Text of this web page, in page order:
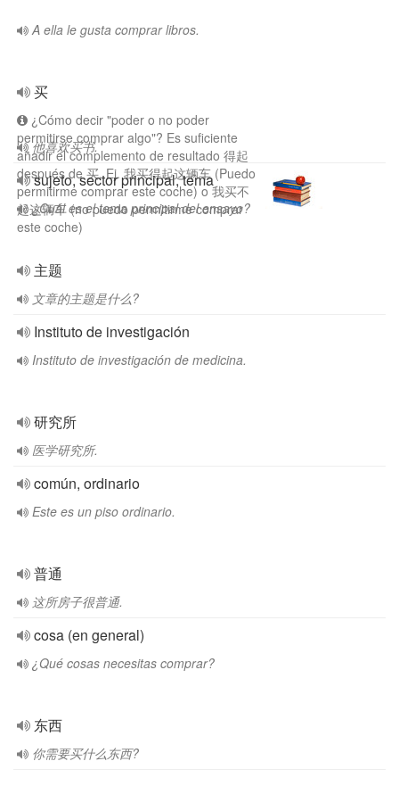
A ella le gusta comprar libros.
买
¿Cómo decir "poder o no poder
permitirse comprar algo"? Es suficiente
añadir el complemento de resultado 得起
después de 买. Ej. 我买得起这辆车 (Puedo
permitirme comprar este coche) o 我买不
起这辆车 (no puedo permitirme comprar
este coche)
他喜欢买书.
sujeto, sector principal, tema
¿Cuál es el tema principal del ensayo?
主题
文章的主题是什么?
Instituto de investigación
Instituto de investigación de medicina.
研究所
医学研究所.
común, ordinario
Este es un piso ordinario.
普通
这所房子很普通.
cosa (en general)
¿Qué cosas necesitas comprar?
东西
你需要买什么东西?